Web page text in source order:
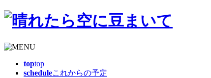
toptop
scheduleこれからの予定